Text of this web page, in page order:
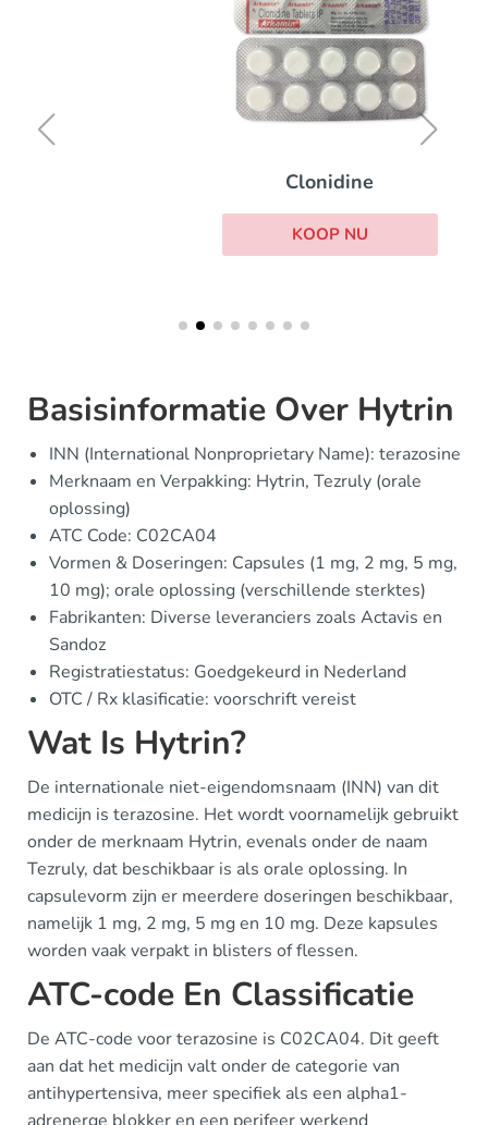
Clonidine
Basisinformatie Over Hytrin
INN (International Nonproprietary Name): terazosine
Merknaam en Verpakking: Hytrin, Tezruly (orale
oplossing)
ATC Code: C02CA04
Vormen & Doseringen: Capsules (1 mg, 2 mg, 5 mg,
10 mg); orale oplossing (verschillende sterktes)
Fabrikanten: Diverse leveranciers zoals Actavis en
Sandoz
Registratiestatus: Goedgekeurd in Nederland
OTC / Rx klasificatie: voorschrift vereist
Wat Is Hytrin?
De internationale niet-eigendomsnaam (INN) van dit
medicijn is terazosine. Het wordt voornamelijk gebruikt
onder de merknaam Hytrin, evenals onder de naam
Tezruly, dat beschikbaar is als orale oplossing. In
capsulevorm zijn er meerdere doseringen beschikbaar,
namelijk 1 mg, 2 mg, 5 mg en 10 mg. Deze kapsules
worden vaak verpakt in blisters of flessen.
ATC-code En Classificatie
De ATC-code voor terazosine is C02CA04. Dit geeft
aan dat het medicijn valt onder de categorie van
antihypertensiva, meer specifiek als een alpha1-